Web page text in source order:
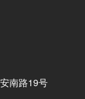
南路19号